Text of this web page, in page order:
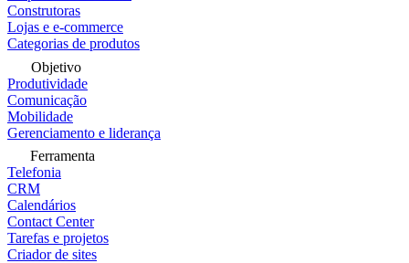
Construtoras
Lojas e e-commerce
Categorias de produtos
Objetivo
Produtividade
Comunicação
Mobilidade
Gerenciamento e liderança
Ferramenta
Telefonia
CRM
Calendários
Contact Center
Tarefas e projetos
Criador de sites